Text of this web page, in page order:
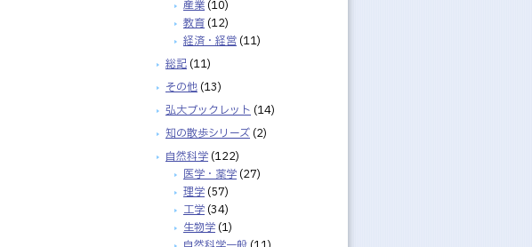
産業 (10)
教育 (12)
経済・経営 (11)
総記 (11)
その他 (13)
弘大ブックレット (14)
知の散歩シリーズ (2)
自然科学 (122)
医学・薬学 (27)
理学 (57)
工学 (34)
生物学 (1)